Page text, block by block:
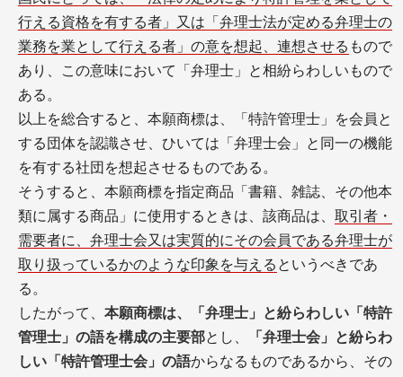
行える資格を有する者」又は「弁理士法が定める弁理士の
業務を業として行える者」の意を想起、連想させる もので
あり、この意味において「弁理士」と相紛らわしいもので
ある。
以上を総合すると、本願商標は、「特許管理士」を会員と
する団体を認識させ、ひいては「弁理士会」と同一の機能
を有する社団を想起させるものである。
そうすると、本願商標を指定商品「書籍、雑誌、その他本
類に属する商品」に使用するときは、該商品は、 取引者・
需要者に、弁理士会又は実質的にその会員である弁理士が
取り扱っているかのような印象を与える というべきであ
る。
したがって、 本願商標は、「弁理士」と紛らわしい「特許
管理士」の語を構成の主要部とし、
「弁理士会」と紛らわ
しい「特許管理士会」の語からなるものであるから、その